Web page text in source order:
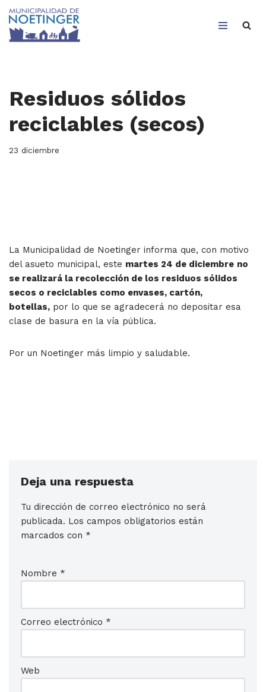
Saltar
Residuos sólidos
reciclables (secos)
23 diciembre
La Municipalidad de Noetinger informa que, con motivo
del asueto municipal, este martes 24 de diciembre no
se realizará la recolección de los residuos sólidos
secos o reciclables como envases, cartón,
botellas, por lo que se agradecerá no depositar esa
clase de basura en la vía pública.
Por un Noetinger más limpio y saludable.
Deja una respuesta
Tu dirección de correo electrónico no será
publicada. Los campos obligatorios están
marcados con *
Nombre *
Correo electrónico *
Web